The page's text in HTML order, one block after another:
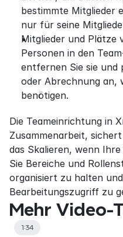
bestimmte Mitglieder
nur für seine
Mitglieder und Plätze
Personen in den
entfernen Sie sie und
oder Abrechnung an,
benötigen.
Die Teameinrichtung in
Zusammenarbeit,
das Skalieren, wenn
Sie Bereiche und
organisiert zu halten
Bearbeitungszugriff zu
Mehr Video-
1:34